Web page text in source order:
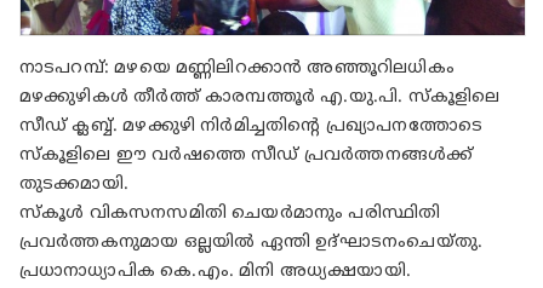
നാടപറമ്പ്: മഴയെ മണ്ണിലിറക്കാൻ അഞ്ഞൂറിലധികം
മഴക്കുഴികൾ തീർത്ത് കാരമ്പത്തൂർ എ.യു.പി. സ്കൂളിലെ
സീഡ് ക്ലബ്ബ്. മഴക്കുഴി നിർമിച്ചതിന്റെ പ്രഖ്യാപനത്തോടെ
സ്കൂളിലെ ഈ വർഷത്തെ സീഡ് പ്രവർത്തനങ്ങൾക്ക്
തുടക്കമായി.
സ്കൂൾ വികസനസമിതി ചെയർമാനും പരിസ്ഥിതി
പ്രവർത്തകനുമായ ഒല്ലയിൽ ഏന്തി ഉദ്ഘാടനംചെയ്തു.
പ്രധാനാധ്യാപിക കെ.എം. മിനി അധ്യക്ഷയായി.